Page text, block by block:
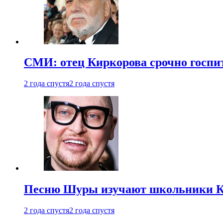
СМИ: отец Киркорова срочно
2 года спустя2 года спустя
Песню Шуры изучают школьники
2 года спустя2 года спустя